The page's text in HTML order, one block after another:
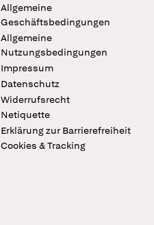
Allgemeine
Geschäftsbedingungen
Allgemeine
Nutzungsbedingungen
Impressum
Datenschutz
Widerrufsrecht
Netiquette
Erklärung zur Barrierefreiheit
Cookies & Tracking